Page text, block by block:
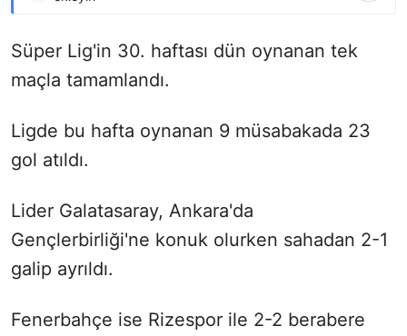
Süper Lig'in 30. haftası dün oynanan tek
maçla tamamlandı.
Ligde bu hafta oynanan 9 müsabakada 23
gol atıldı.
Lider Galatasaray, Ankara'da
Gençlerbirliği'ne konuk olurken sahadan 2-1
galip ayrıldı.
Fenerbahçe ise Rizespor ile 2-2 berabere